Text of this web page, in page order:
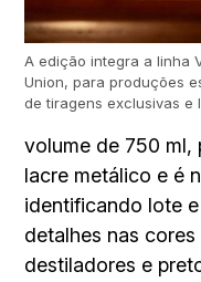
A edição integra a linha
Union, para produções
de tiragens exclusivas e
volume de 750 ml,
lacre metálico e é
identificando lote
detalhes nas
destiladores e